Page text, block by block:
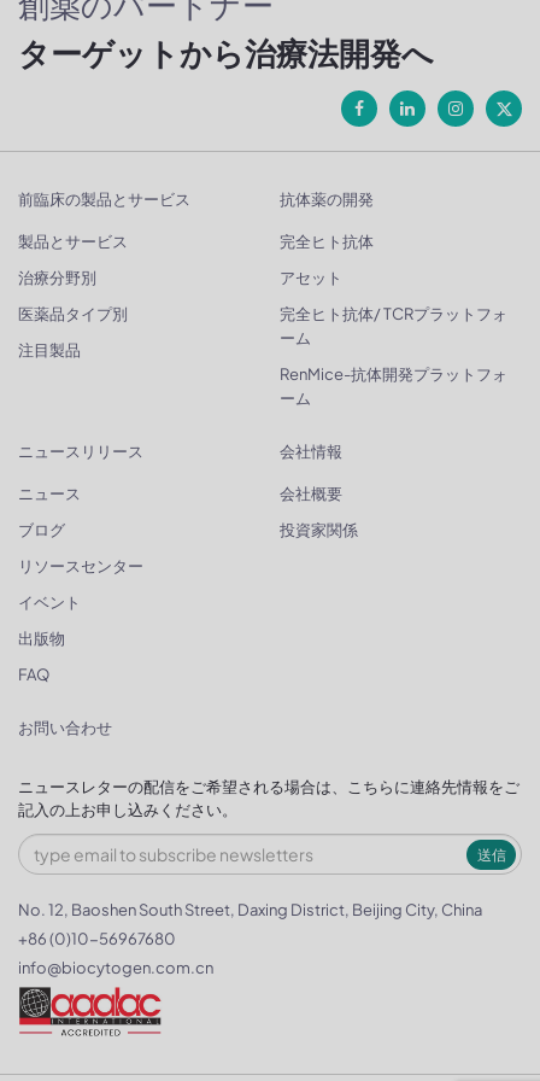
ターゲットから治療法開発へ
前臨床の製品とサービス
製品とサービス
治療分野別
医薬品タイプ別
注目製品
抗体薬の開発
完全ヒト抗体
アセット
完全ヒト抗体/ TCRプラットフォ
ーム
RenMice-抗体開発プラットフォ
ーム
ニュースリリース
ニュース
ブログ
リソースセンター
イベント
出版物
FAQ
会社情報
会社概要
投資家関係
お問い合わせ
ニュースレターの配信をご希望される場合は、こちらに連絡先情報をご
記入の上お申し込みください。
送信
No. 12, Baoshen South Street, Daxing District, Beijing City, China
+86 (0)10-56967680
info@biocytogen.com.cn